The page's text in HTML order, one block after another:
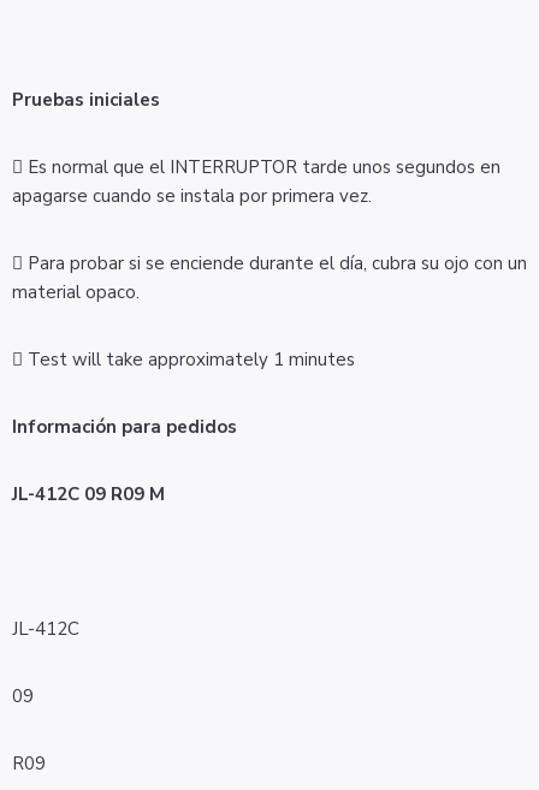
Pruebas iniciales
 Es normal que el INTERRUPTOR tarde unos segundos en
apagarse cuando se instala por primera vez.
 Para probar si se enciende durante el día, cubra su ojo con un
material opaco.
 Test will take approximately 1 minutes
Información para pedidos
JL-412C 09 R09 M
JL-412C
09
R09